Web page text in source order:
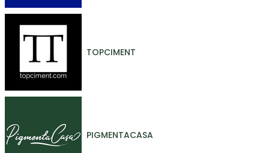
TOPCIMENT
PIGMENTACASA